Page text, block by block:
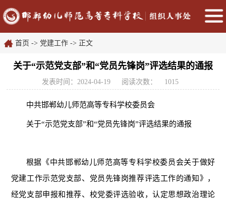
首页 -> 党建工作 -> 正文
关于“示范党支部”和“党员先锋岗”评选结果的通报
发表时间：2024-04-19 阅读次数： 1015
中共邯郸幼儿师范高等专科学校委员会
关于“示范党支部”和“党员先锋岗”评选结果的通报
根据《中共邯郸幼儿师范高等专科学校委员会关于做好
党建工作示范党支部、党员先锋岗推荐评选工作的通知》，
经党支部申报和推荐、校党委评选验收，认定思想政治理论